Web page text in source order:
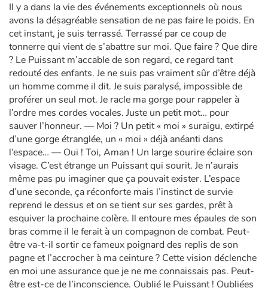
Il y a dans la vie des événements exceptionnels où nous
avons la désagréable sensation de ne pas faire le poids. En
cet instant, je suis terrassé. Terrassé par ce coup de
tonnerre qui vient de s’abattre sur moi. Que faire ? Que dire
? Le Puissant m’accable de son regard, ce regard tant
redouté des enfants. Je ne suis pas vraiment sûr d’être déjà
un homme comme il dit. Je suis paralysé, impossible de
proférer un seul mot. Je racle ma gorge pour rappeler à
l’ordre mes cordes vocales. Juste un petit mot… pour
sauver l’honneur. — Moi ? Un petit « moi » suraigu, extirpé
d’une gorge étranglée, un « moi » déjà anéanti dans
l’espace… — Oui ! Toi, Aman ! Un large sourire éclaire son
visage. C’est étrange un Puissant qui sourit. Je n’aurais
même pas pu imaginer que ça pouvait exister. L’espace
d’une seconde, ça réconforte mais l’instinct de survie
reprend le dessus et on se tient sur ses gardes, prêt à
esquiver la prochaine colère. Il entoure mes épaules de son
bras comme il le ferait à un compagnon de combat. Peut-
être va-t-il sortir ce fameux poignard des replis de son
pagne et l’accrocher à ma ceinture ? Cette vision déclenche
en moi une assurance que je ne me connaissais pas. Peut-
être est-ce de l’inconscience. Oublié le Puissant ! Oubliées